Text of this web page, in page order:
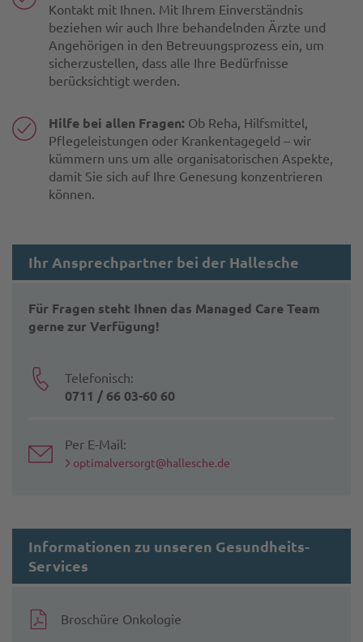
Kontakt mit Ihnen. Mit Ihrem Einverständnis
beziehen wir auch Ihre behandelnden Ärzte und
Angehörigen in den Betreuungsprozess ein, um
sicherzustellen, dass alle Ihre Bedürfnisse
berücksichtigt werden.
Hilfe bei allen Fragen: Ob Reha, Hilfsmittel,
Pflegeleistungen oder Krankentagegeld – wir
kümmern uns um alle organisatorischen Aspekte,
damit Sie sich auf Ihre Genesung konzentrieren
können.
Ihr Ansprechpartner bei der Hallesche
Für Fragen steht Ihnen das Managed Care Team
gerne zur Verfügung!
Telefonisch:
0711 / 66 03-60 60
Per E-Mail:
optimalversorgt@hallesche.de
Informationen zu unseren Gesundheits-
Services
Broschüre Onkologie